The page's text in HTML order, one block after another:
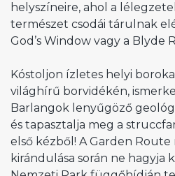
helyszíneire, ahol a
természet csodái tárulnak
God’s Window vagy a Blyde
Kóstoljon ízletes helyi
világhírű borvidékén,
Barlangok lenyűgöző
és tapasztalja meg a
első kézből! A Garden
kirándulása során ne hagyja